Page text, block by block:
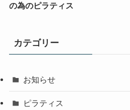
の為のピラティス
カテゴリー
お知らせ
ピラティス